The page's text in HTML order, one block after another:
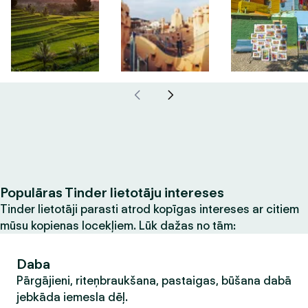
Populāras Tinder lietotāju intereses
Tinder lietotāji parasti atrod kopīgas intereses ar citiem
mūsu kopienas locekļiem. Lūk dažas no tām:
Daba
Pārgājieni, riteņbraukšana, pastaigas, būšana dabā
jebkāda iemesla dēļ.